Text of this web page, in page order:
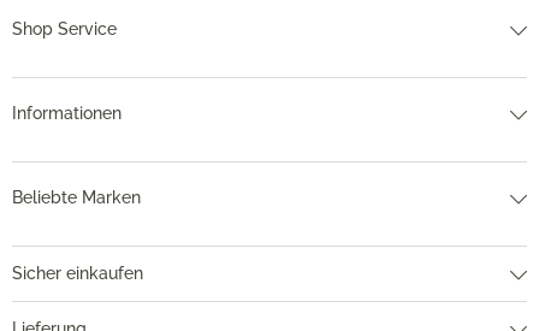
Shop Service
Informationen
Beliebte Marken
Sicher einkaufen